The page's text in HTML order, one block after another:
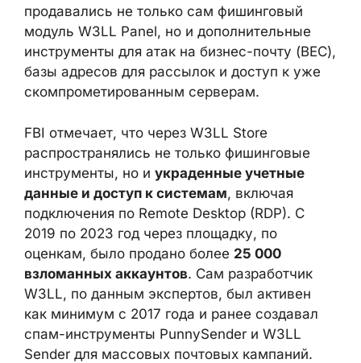
обслуживавшим порядка 500 активных
злоумышленников. В магазине
продавались не только сам фишинговый
модуль W3LL Panel, но и дополнительные
инструменты для атак на бизнес-почту
к уже скомпрометированным серверам.
FBI отмечает, что через W3LL Store
распространялись не только фишинговые
инструменты, но иукраденные учетные
данные и доступ к системам, включая
подключения по Remote Desktop (RDP). С
2019 по 2023 год через площадку, по
оценкам, было продано более25 000
взломанных аккаунтов. Сам разработчик
W3LL, по данным экспертов, был активен
как минимум с 2017 года и ранее создавал